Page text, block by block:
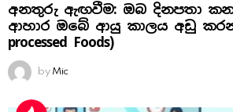
අනතුරු ඇඟවීම: ඔබ දිනපතා කන
ආහාර ඔබේ ආයු කාලය අඩු
processed Foods)
by Mic